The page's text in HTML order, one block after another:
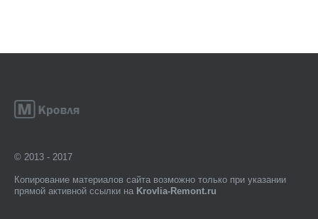
© 2013 - 2017
Копирование материалов сайта возможно только при указании
прямой активной ссылки на Krovlia-Remont.ru